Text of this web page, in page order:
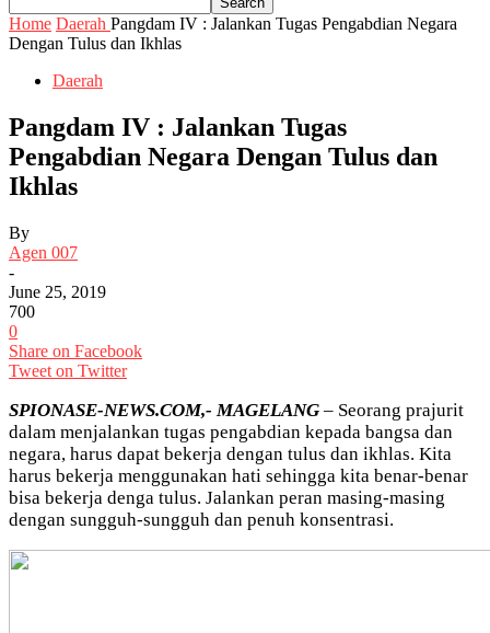
Home Daerah Pangdam IV : Jalankan Tugas Pengabdian Negara
Dengan Tulus dan Ikhlas
Daerah
Pangdam IV : Jalankan Tugas
Pengabdian Negara Dengan Tulus dan
Ikhlas
By
Agen 007
-
June 25, 2019
700
0
Share on Facebook
Tweet on Twitter
SPIONASE-NEWS.COM,- MAGELANG – Seorang prajurit
dalam menjalankan tugas pengabdian kepada bangsa dan
negara, harus dapat bekerja dengan tulus dan ikhlas. Kita
harus bekerja menggunakan hati sehingga kita benar-benar
bisa bekerja denga tulus. Jalankan peran masing-masing
dengan sungguh-sungguh dan penuh konsentrasi.